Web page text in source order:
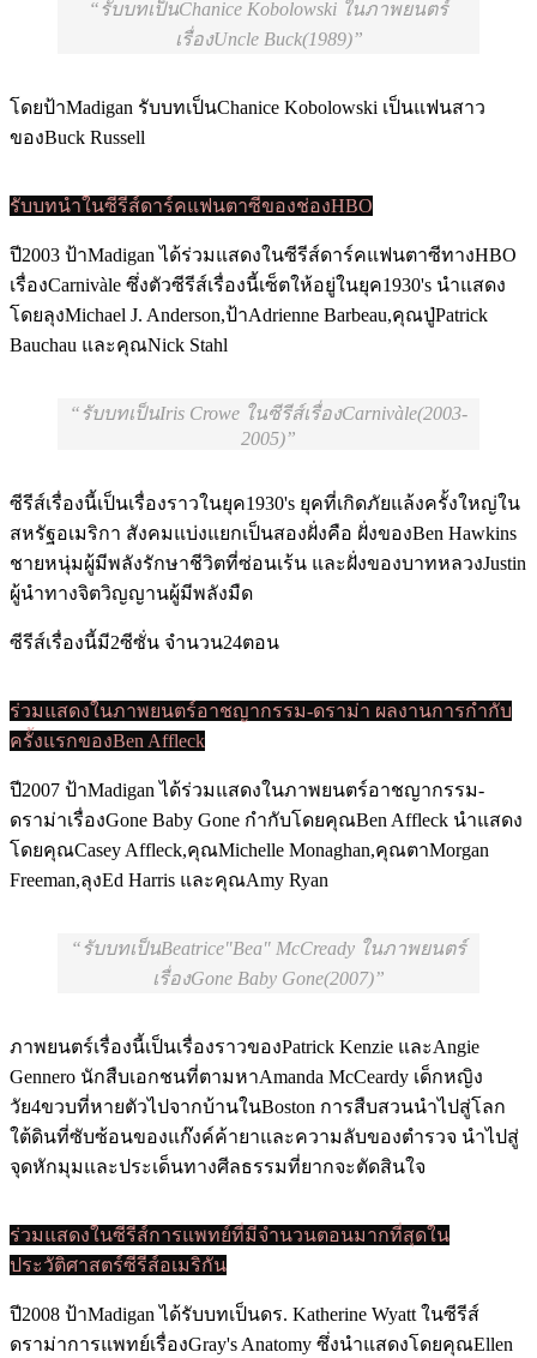
รับบทเป็นChanice Kobolowski ในภาพยนตร์
เรื่องUncle Buck(1989)
โดยป้าMadigan รับบทเป็นChanice Kobolowski เป็นแฟนสาว
ของBuck Russell
รับบทนำในซีรีส์ดาร์คแฟนตาซีของช่องHBO
ปี2003 ป้าMadigan ได้ร่วมแสดงในซีรีส์ดาร์คแฟนตาซีทางHBO
เรื่องCarnivàle ซึ่งตัวซีรีส์เรื่องนี้เซ็ตให้อยู่ในยุค1930's นำแสดง
โดยลุงMichael J. Anderson,ป้าAdrienne Barbeau,คุณปู่Patrick
Bauchau และคุณNick Stahl
รับบทเป็นIris Crowe ในซีรีส์เรื่องCarnivàle(2003-
2005)
ซีรีส์เรื่องนี้เป็นเรื่องราวในยุค1930's ยุคที่เกิดภัยแล้งครั้งใหญ่ใน
สหรัฐอเมริกา สังคมแบ่งแยกเป็นสองฝั่งคือ ฝั่งของBen Hawkins
ชายหนุ่มผู้มีพลังรักษาชีวิตที่ซ่อนเร้น และฝั่งของบาทหลวงJustin
ผู้นำทางจิตวิญญานผู้มีพลังมืด
ซีรีส์เรื่องนี้มี2ซีซั่น จำนวน24ตอน
ร่วมแสดงในภาพยนตร์อาชญากรรม-ดราม่า ผลงานการกำกับ
ครั้งแรกของBen Affleck
ปี2007 ป้าMadigan ได้ร่วมแสดงในภาพยนตร์อาชญากรรม-
ดราม่าเรื่องGone Baby Gone กำกับโดยคุณBen Affleck นำแสดง
โดยคุณCasey Affleck,คุณMichelle Monaghan,คุณตาMorgan
Freeman,ลุงEd Harris และคุณAmy Ryan
รับบทเป็นBeatrice"Bea" McCready ในภาพยนตร์
เรื่องGone Baby Gone(2007)
ภาพยนตร์เรื่องนี้เป็นเรื่องราวของPatrick Kenzie และAngie
Gennero นักสืบเอกชนที่ตามหาAmanda McCeardy เด็กหญิง
วัย4ขวบที่หายตัวไปจากบ้านในBoston การสืบสวนนำไปสู่โลก
ใต้ดินที่ซับซ้อนของแก๊งค์ค้ายาและความลับของตำรวจ นำไปสู่
จุดหักมุมและประเด็นทางศีลธรรมที่ยากจะตัดสินใจ
ร่วมแสดงในซีรีส์การแพทย์ที่มีจำนวนตอนมากที่สุดใน
ประวัติศาสตร์ซีรีส์อเมริกัน
ปี2008 ป้าMadigan ได้รับบทเป็นดร. Katherine Wyatt ในซีรีส์
ดราม่าการแพทย์เรื่องGray's Anatomy ซึ่งนำแสดงโดยคุณEllen